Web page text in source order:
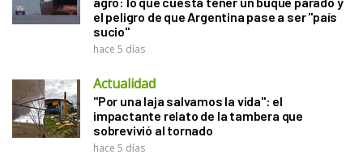
el peligro de que Argentina pase a ser "país
sucio"
hace 5 días
Actualidad
"Por una laja salvamos la vida": el
impactante relato de la tambera que
sobrevivió al tornado
hace 5 días